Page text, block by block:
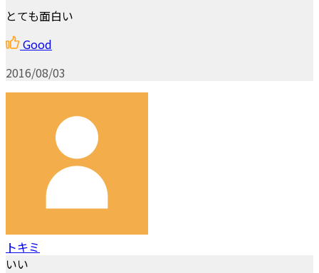
とても面白い
Good
2016/08/03
トキミ
いい